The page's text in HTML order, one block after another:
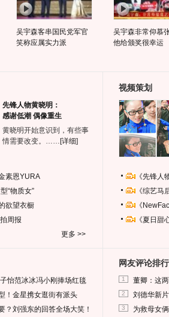
吴宇森客串国民党军官
笑称应属实力派
吴宇森非常仰慕
他给颁奖很幸运
先锋人物黄晓明：
感谢低潮 偶像重生
黄晓明开始意识到，有些事
情需要改变。…… [详细]
素恩YURA
“物质女”
欲望衣橱
周报
更多 >>
视频策划
《先锋
《综艺
《
《夏日
怡范冰冰冯小刚捧场红毯
！金星携女逛街有派头
？刘强东的回答全场大笑！
网友评论排行
1 董卿：这
2 刘德华新
3 为救母女